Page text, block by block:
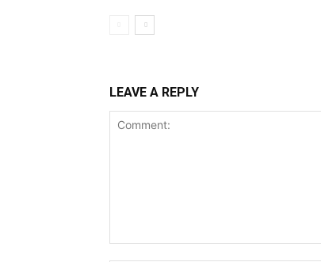
LEAVE A REPLY